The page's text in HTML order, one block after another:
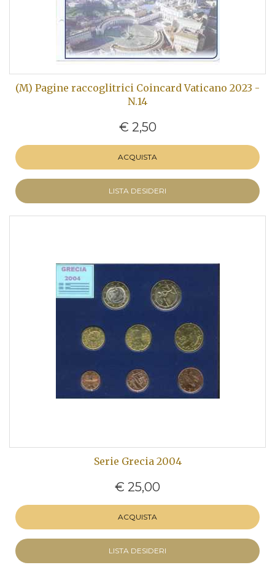
(M) Pagine raccoglitrici Coincard Vaticano 2023 -
N.14
€ 2,50
ACQUISTA
LISTA DESIDERI
Serie Grecia 2004
€ 25,00
ACQUISTA
LISTA DESIDERI